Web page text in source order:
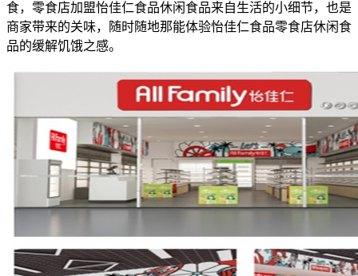
食，零食店加盟怡佳仁食品休闲食品来自生活的小细节，也是
商家带来的关味，随时随地那能体验怡佳仁食品零食店休闲食
品的缓解饥饿之感。